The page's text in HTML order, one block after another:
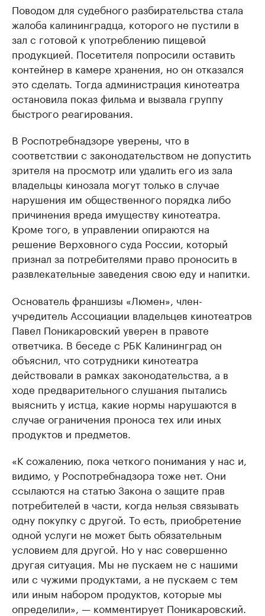
Поводом для судебного разбирательства стала
жалоба калининградца, которого не пустили в
зал с готовой к употреблению пищевой
продукцией. Посетителя попросили оставить
контейнер в камере хранения, но он отказался
это сделать. Тогда администрация кинотеатра
остановила показ фильма и вызвала группу
быстрого реагирования.
В Роспотребнадзоре уверены, что в
соответствии с законодательством не допустить
зрителя на просмотр или удалить его из зала
владельцы кинозала могут только в случае
нарушения им общественного порядка либо
причинения вреда имуществу кинотеатра.
Кроме того, в управлении опираются на
решение Верховного суда России, который
признал за потребителями право проносить в
развлекательные заведения свою еду и напитки.
Основатель франшизы «Люмен», член-
учредитель Ассоциации владельцев кинотеатров
Павел Поникаровский уверен в правоте
ответчика. В беседе с РБК Калининград он
объяснил, что сотрудники кинотеатра
действовали в рамках законодательства, а в
ходе предварительного слушания пытались
выяснить у истца, какие нормы нарушаются в
случае ограничения проноса тех или иных
продуктов и предметов.
«К сожалению, пока четкого понимания у нас и,
видимо, у Роспотребнадзора тоже нет. Они
ссылаются на статью Закона о защите прав
потребителей в части, когда нельзя связывать
одну покупку с другой. То есть, приобретение
одной услуги не может быть обязательным
условием для другой. Но у нас совершенно
другая ситуация. Мы не пускаем не с нашими
или с чужими продуктами, а не пускаем с тем
или иным набором продуктов, которые мы
определили», — комментирует Поникаровский.